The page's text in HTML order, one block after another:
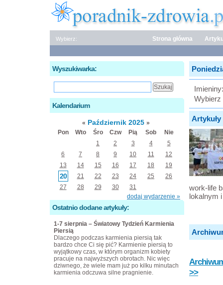
Wybierz: Strona główna
Wybierz
work-life
lokalnym
>>
Wyszukiwarka:
Kalendarium
« Październik 2025 »
Pon
Wto Śro Czw Pią Sob
Nie
1
2 3 4
5
6
7 8 9 10 11
12
13
14 15 16 17 18 19
20 21 22 23 24 25
26
27
28 29 30
31
dodaj wydarzenie »
Ostatnio dodane artykuły:
1-7 sierpnia – Światowy Tydzień Karmienia
Piersią
Dlaczego podczas karmienia piersią tak
bardzo chce Ci się pić? Karmienie piersią to
wyjątkowy czas, w którym organizm kobiety
pracuje na najwyższych obrotach. Nic więc
dziwnego, że wiele mam już po kilku minutach
karmienia odczuwa silne pragnienie.